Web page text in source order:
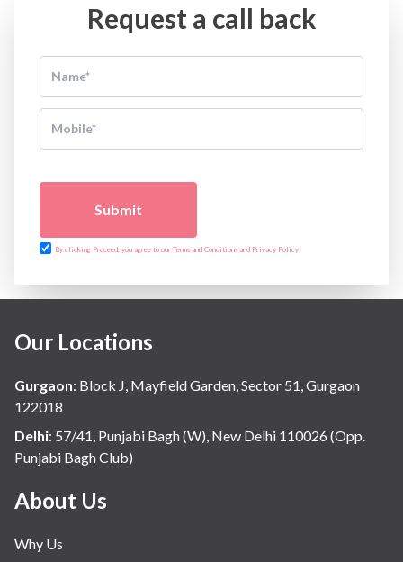
Request a call back
Submit
By clicking Proceed, you agree to our Terms and Conditions and Privacy Policy
Our Locations
Gurgaon: Block J, Mayfield Garden, Sector 51, Gurgaon
122018
Delhi: 57/41, Punjabi Bagh (W), New Delhi 110026 (Opp.
Punjabi Bagh Club)
About Us
Why Us